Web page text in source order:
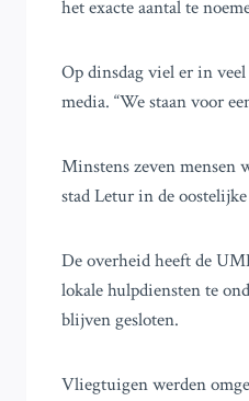
het exacte aantal te
Op dinsdag viel er in
media. “We staan voor
Minstens zeven mensen
stad Letur in de
De overheid heeft de
lokale hulpdiensten te
blijven gesloten.
Vliegtuigen werden